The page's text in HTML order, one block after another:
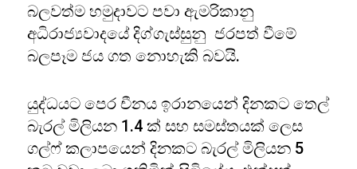
බලවත්ම හමුදාවට පවා ඇමරිකානු
අධිරාජ්‍යවාදයේ දිග්ගැස්සුනු ජරපත් වීමේ
බලපෑම ජය ගත නොහැකි බවයි.
යුද්ධයට පෙර චීනය ඉරානයෙන් දිනකට තෙල්
බැරල් මිලියන 1.4 ක් සහ සමස්තයක් ලෙස
ගල්ෆ් කලාපයෙන් දිනකට බැරල් මිලියන 5